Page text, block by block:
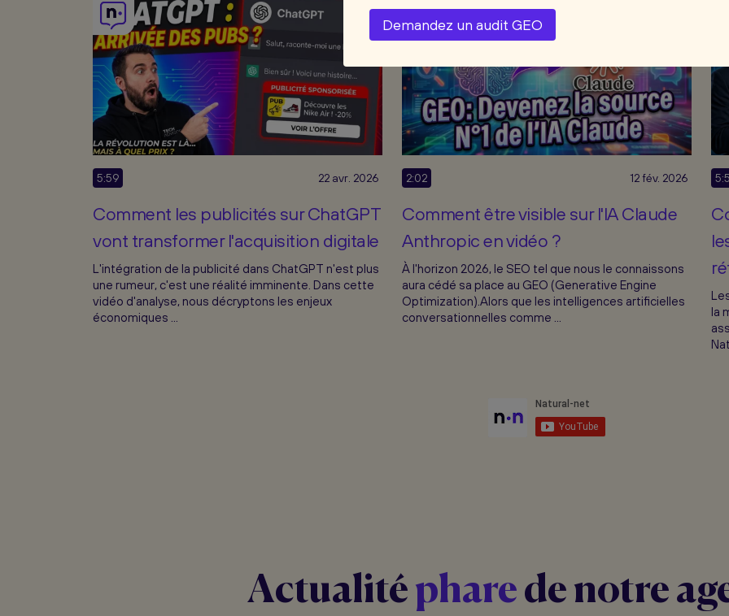
5:59 22 avr. 2026
Comment les publicités sur ChatGPT
vont transformer l'acquisition digitale
L'intégration de la publicité dans ChatGPT n'est plus
une rumeur, c'est une réalité imminente. Dans cette
vidéo d'analyse, nous décryptons les enjeux
économiques ...
2:02 12 fév. 2026
Comment être visible sur l'IA Claude
Anthropic en vidéo ?
À l'horizon 2026, le SEO tel que nous le connaissons
aura cédé sa place au GEO (Generative Engine
Optimization).Alors que les intelligences artificielles
conversationnelles comme ...
la
Actualité phare de notre
Demandez un audit GEO